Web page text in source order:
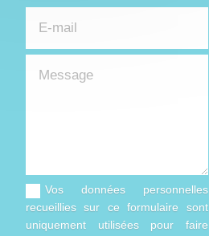
Vos données personnelles
recueillies sur ce formulaire sont
uniquement utilisées pour faire